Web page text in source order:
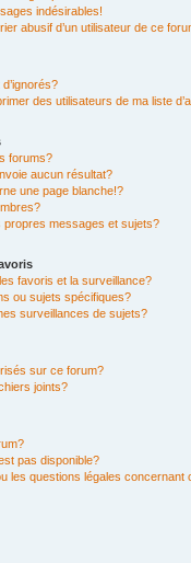
indésirables!
abusif d’un utilisateur de ce
des utilisateurs de ma liste
forums?
aucun résultat?
une page blanche!?
messages et sujets?
favoris et la surveillance?
ou sujets spécifiques?
surveillances de sujets?
sur ce forum?
joints?
pas disponible?
les questions légales concernant